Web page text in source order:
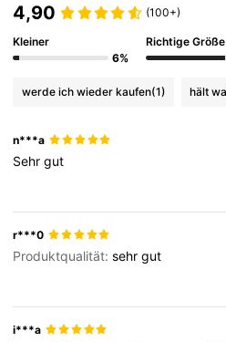
4,90 (100+)
Kleiner
6%
Richtige Größe
werde ich wieder kaufen(1) hält
n***a
Sehrgut
r***0
Produktqualität:sehrgut
i***a